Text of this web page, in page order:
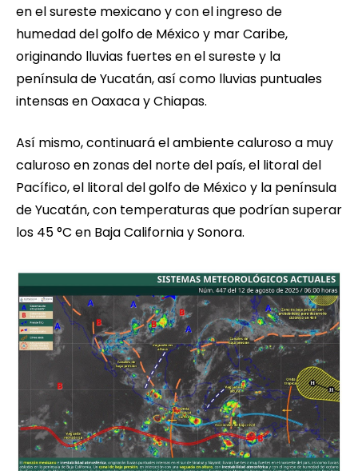
en el sureste mexicano y con el ingreso de
humedad del golfo de México y mar Caribe,
originando lluvias fuertes en el sureste y la
península de Yucatán, así como lluvias puntuales
intensas en Oaxaca y Chiapas.
Así mismo, continuará el ambiente caluroso a muy
caluroso en zonas del norte del país, el litoral del
Pacífico, el litoral del golfo de México y la península
de Yucatán, con temperaturas que podrían superar
los 45 °C en Baja California y Sonora.